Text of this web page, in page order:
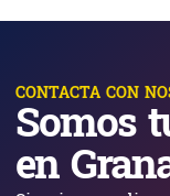
CONTACTA CON
Somos
en